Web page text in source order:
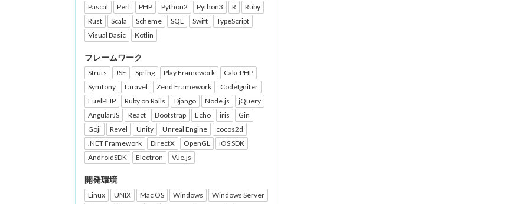
Pascal
Perl PHP Python2 Python3 R
Ruby
Rust
Scala Scheme SQL Swift
TypeScript
Visual Basic
Kotlin
フレームワーク
Struts JSF Spring Play Framework
CakePHP
Symfony
Laravel Zend Framework
CodeIgniter
FuelPHP
Ruby on Rails Django Node.js
jQuery
AngularJS
React Bootstrap Echo iris
Gin
Goji
Revel Unity Unreal Engine
cocos2d
.NET Framework
DirectX OpenGL
iOS SDK
AndroidSDK
Electron Vue.js
開発環境
Linux UNIX Mac OS Windows
Windows Server